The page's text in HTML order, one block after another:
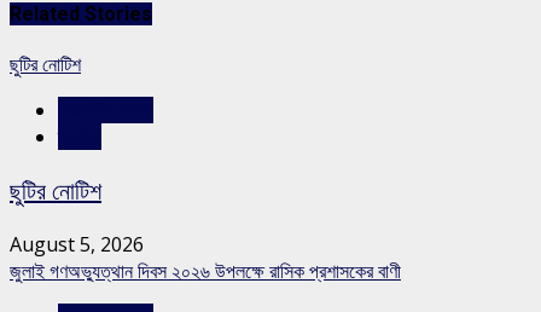
Related Stories
ছুটির নোটিশ
ছুটির নোটিশ
August 5, 2026
জুলাই গণঅভ্যুত্থান দিবস ২০২৬ উপলক্ষে রাসিক প্রশাসকের বাণী